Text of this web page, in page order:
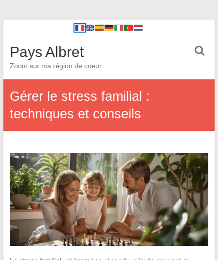
Pays Albret
Zoom sur ma région de coeur
Gérer le stress familial :
techniques et conseils